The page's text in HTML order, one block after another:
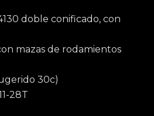
doble conificado, con
mazas de rodamientos
30c)
28T